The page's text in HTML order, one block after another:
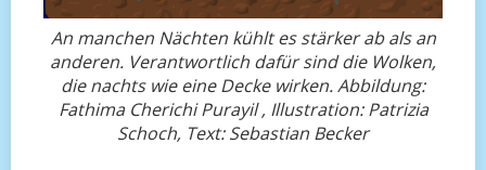
An manchen Nächten kühlt es stärker ab als an
anderen. Verantwortlich dafür sind die Wolken,
die nachts wie eine Decke wirken. Abbildung:
Fathima Cherichi Purayil , Illustration: Patrizia
Schoch, Text: Sebastian Becker